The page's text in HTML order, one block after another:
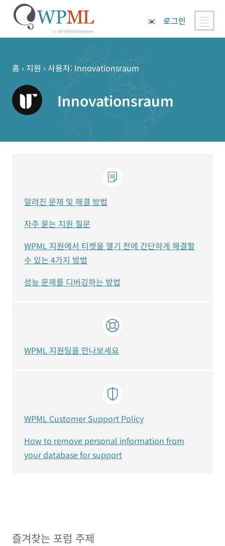
로그인
홈 › 지원 › 사용자: Innovationsraum
Innovationsraum
즐겨찾는 포럼 주제
알려진 문제 및 해결 방법
자주 묻는 지원 질문
WPML 지원에서 티켓을 열기 전에 간단하게 해결할
수 있는 4가지 방법
성능 문제를 디버깅하는 방법
WPML 지원팀을 만나보세요
WPML Customer Support Policy
How to remove personal information from
your database for support